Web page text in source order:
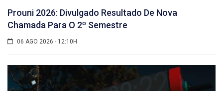
Prouni 2026: Divulgado Resultado De Nova
Chamada Para O 2º Semestre
06 AGO 2026 - 12:10H